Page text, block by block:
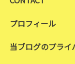
プロフィール
当ブログのプライ